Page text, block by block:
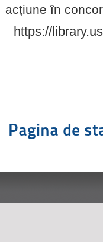
acțiune în
https://
Pagina de